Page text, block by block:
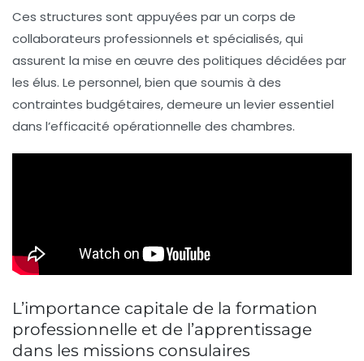
Ces structures sont appuyées par un corps de
collaborateurs professionnels et spécialisés, qui
assurent la mise en œuvre des politiques décidées par
les élus. Le personnel, bien que soumis à des
contraintes budgétaires, demeure un levier essentiel
dans l’efficacité opérationnelle des chambres.
L’importance capitale de la formation
professionnelle et de l’apprentissage
dans les missions consulaires